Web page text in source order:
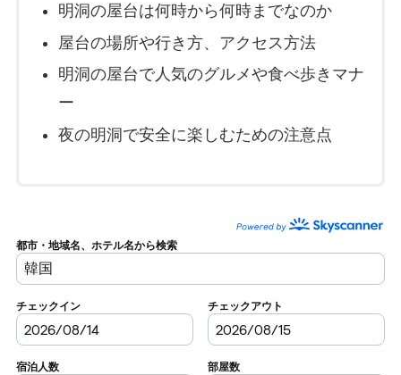
明洞の屋台は何時から何時までなのか
屋台の場所や行き方、アクセス方法
明洞の屋台で人気のグルメや食べ歩きマナ
ー
夜の明洞で安全に楽しむための注意点